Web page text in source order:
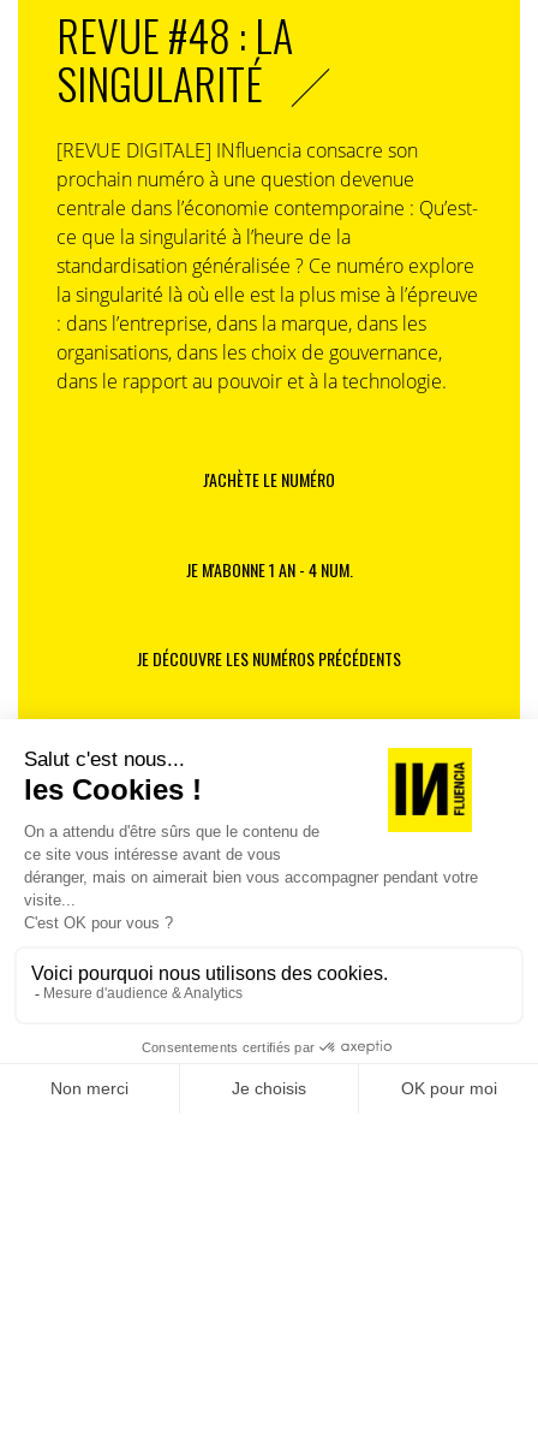
REVUE #48 : LA
SINGULARITÉ
[REVUE DIGITALE] INfluencia consacre son
prochain numéro à une question devenue
centrale dans l’économie contemporaine : Qu’est-
ce que la singularité à l’heure de la
standardisation généralisée ? Ce numéro explore
la singularité là où elle est la plus mise à l’épreuve
: dans l’entreprise, dans la marque, dans les
organisations, dans les choix de gouvernance,
dans le rapport au pouvoir et à la technologie.
J'ACHÈTE LE NUMÉRO
JE M'ABONNE 1 AN - 4 NUM.
JE DÉCOUVRE LES NUMÉROS PRÉCÉDENTS